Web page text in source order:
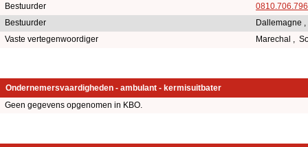
Bestuurder
0810.706.796
Bestuurder
Dallemagne
Vaste vertegenwoordiger
Marechal ,
Ondernemersvaardigheden - ambulant - kermisuitbater
Geen gegevens opgenomen in KBO.